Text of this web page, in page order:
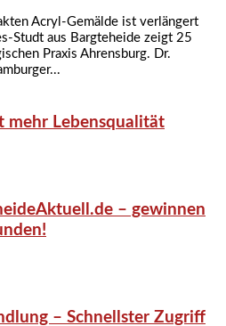
Acryl-Gemälde ist verlängert
Studt aus Bargteheide zeigt 25
Praxis Ahrensburg. Dr.
mehr Lebensqualität
– gewinnen
– Schnellster Zugriff